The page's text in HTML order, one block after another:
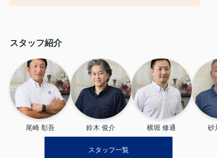
スタッフ紹介
尾崎 彰吾 鈴木 俊介 横堀 修通 砂
スタッフ一覧